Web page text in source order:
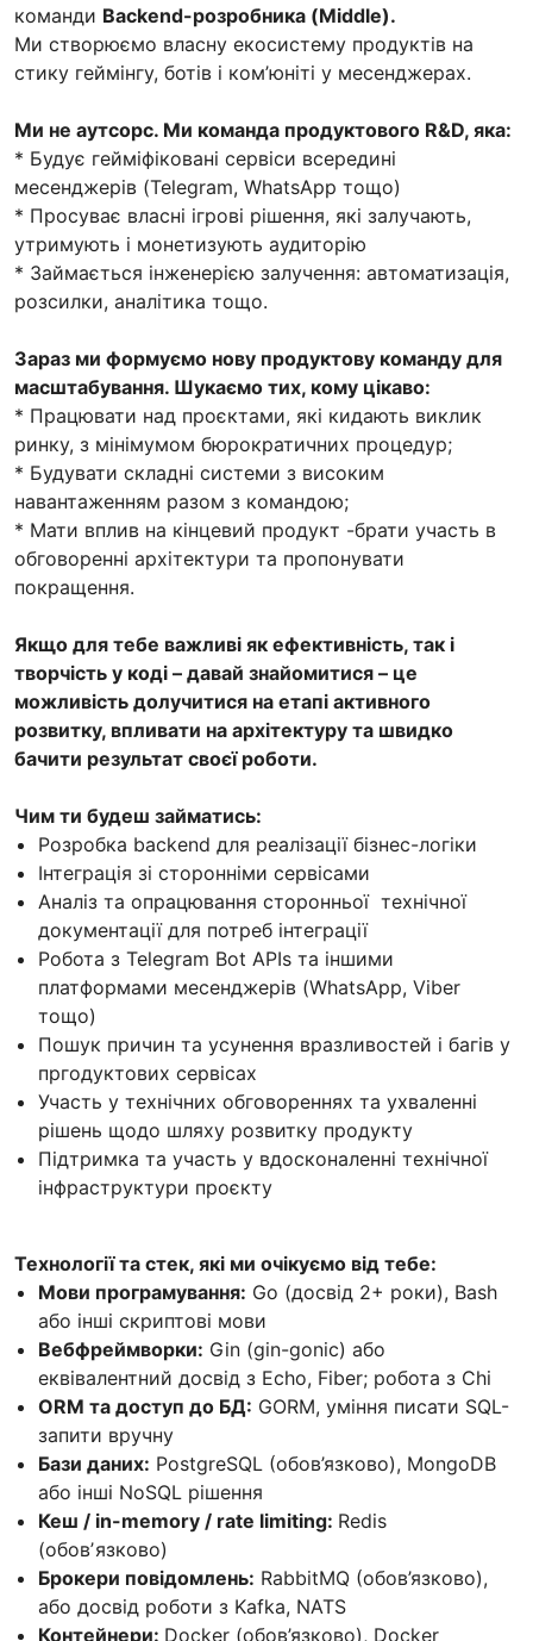
команди Backend-розробника (Middle).
Ми створюємо власну екосистему продуктів на
стику геймінгу, ботів і ком’юніті у месенджерах.
Ми не аутсорс. Ми команда продуктового R&D, яка:
* Будує гейміфіковані сервіси всередині
месенджерів (Telegram, WhatsApp тощо)
* Просуває власні ігрові рішення, які залучають,
утримують і монетизують аудиторію
* Займається інженерією залучення: автоматизація,
розсилки, аналітика тощо.
Зараз ми формуємо нову продуктову команду для
масштабування. Шукаємо тих, кому цікаво:
* Працювати над проєктами, які кидають виклик
ринку, з мінімумом бюрократичних процедур;
* Будувати складні системи з високим
навантаженням разом з командою;
* Мати вплив на кінцевий продукт -брати участь в
обговоренні архітектури та пропонувати
покращення.
Якщо для тебе важливі як ефективність, так і
творчість у коді – давай знайомитися – це
можливість долучитися на етапі активного
розвитку, впливати на архітектуру та швидко
бачити результат своєї роботи.
Чим ти будеш займатись:
Розробка backend для реалізації бізнес-логіки
Інтеграція зі сторонніми сервісами
Аналіз та опрацювання сторонньої технічної
документації для потреб інтеграції
Робота з Telegram Bot APIs та іншими
платформами месенджерів (WhatsApp, Viber
тощо)
Пошук причин та усунення вразливостей і багів у
пргодуктових сервісах
Участь у технічних обговореннях та ухваленні
рішень щодо шляху розвитку продукту
Підтримка та участь у вдосконаленні технічної
інфраструктури проєкту
Технології та стек, які ми очікуємо від тебе:
Мови програмування: Go (досвід 2+ роки), Bash
або інші скриптові мови
Вебфреймворки: Gin (gin-gonic) або
еквівалентний досвід з Echo, Fiber; робота з Chi
ORM та доступ до БД: GORM, уміння писати SQL-
запити вручну
Бази даних: PostgreSQL (обов’язково), MongoDB
або інші NoSQL рішення
Кеш / in-memory / rate limiting: Redis
(обовʼязково)
Брокери повідомлень: RabbitMQ (обов’язково),
або досвід роботи з Kafka, NATS
Контейнери: Docker (обов’язково), Docker